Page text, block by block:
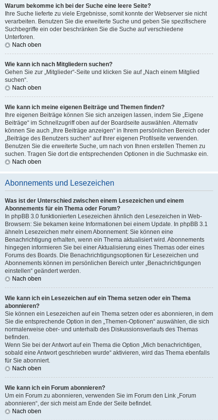
Warum bekomme ich bei der Suche eine leere Seite?
Ihre Suche lieferte zu viele Ergebnisse, somit konnte der Webserver sie nicht
verarbeiten. Benutzen Sie die erweiterte Suche und geben Sie spezifischere
Suchbegriffe ein oder beschränken Sie die Suche auf verschiedene
Unterforen.
Nach oben
Wie kann ich nach Mitgliedern suchen?
Gehen Sie zur „Mitglieder“-Seite und klicken Sie auf „Nach einem Mitglied
suchen“.
Nach oben
Wie kann ich meine eigenen Beiträge und Themen finden?
Ihre eigenen Beiträge können Sie sich anzeigen lassen, indem Sie „Eigene
Beiträge“ im Schnellzugriff oben auf der Boardseite auswählen. Alternativ
können Sie auch „Ihre Beiträge anzeigen“ in Ihrem persönlichen Bereich oder
„Beiträge des Benutzers suchen“ auf Ihrer eigenen Profilseite verwenden.
Benutzen Sie die erweiterte Suche, um nach von Ihnen erstellen Themen zu
suchen. Tragen Sie dort die entsprechenden Optionen in die Suchmaske ein.
Nach oben
Abonnements und Lesezeichen
Was ist der Unterschied zwischen einem Lesezeichen und einem
Abonnements für ein Thema oder Forum?
In phpBB 3.0 funktionierten Lesezeichen ähnlich den Lesezeichen in Web-
Browsern: Sie bekamen keine Informationen bei einem Update. In phpBB 3.1
ähneln Lesezeichen mehr einem Abonnement: Sie können eine
Benachrichtigung erhalten, wenn ein Thema aktualisiert wird. Abonnements
hingegen informieren Sie bei einer Aktualisierung eines Themas oder eines
Forums des Boards. Die Benachrichtigungsoptionen für Lesezeichen und
Abonnements können im persönlichen Bereich unter „Benachrichtigungen
einstellen“ geändert werden.
Nach oben
Wie kann ich ein Lesezeichen auf ein Thema setzen oder ein Thema
abonnieren?
Sie können ein Lesezeichen auf ein Thema setzen oder es abonnieren, in dem
Sie die entsprechende Option in den „Themen-Optionen“ auswählen, die sich
normalerweise ober- und unterhalb des Diskussionsverlaufs des Themas
befinden.
Wenn Sie bei der Antwort auf ein Thema die Option „Mich benachrichtigen,
sobald eine Antwort geschrieben wurde“ aktivieren, wird das Thema ebenfalls
für Sie abonniert.
Nach oben
Wie kann ich ein Forum abonnieren?
Um ein Forum zu abonnieren, verwenden Sie im Forum den Link „Forum
abonnieren“, der sich meist am Ende der Seite befindet.
Nach oben